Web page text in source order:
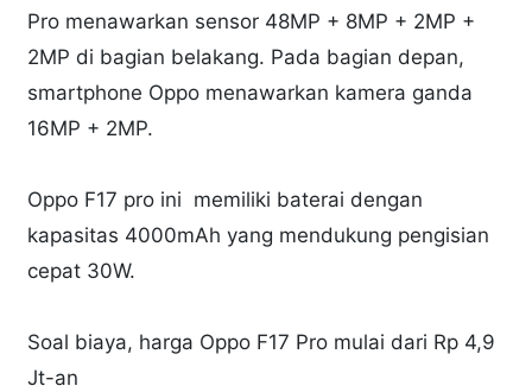
Pro menawarkan sensor 48MP + 8MP + 2MP +
2MP di bagian belakang. Pada bagian depan,
smartphone Oppo menawarkan kamera ganda
16MP + 2MP.
Oppo F17 pro ini memiliki baterai dengan
kapasitas 4000mAh yang mendukung pengisian
cepat 30W.
Soal biaya, harga Oppo F17 Pro mulai dari Rp 4,9
Jt-an